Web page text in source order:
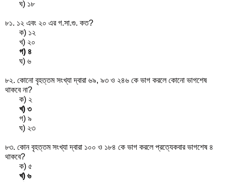
ঘ) ১৮
৮১. ১২ এবং ২০ এর গ.সা.গু. কত?
ক) ১২
খ) ২০
গ) ৪
ঘ) ৬
৮২. কোনো বৃহত্তম সংখ্যা দ্বারা ৬৯, ৯৩ ও ২৪৬ কে ভাগ করলে কোনো ভাগশেষ
থাকবে না?
ক) ২
খ) ৩
গ) ৯
ঘ) ২৩
৮৩. কোন বৃহত্তম সংখ্যা দ্বারা ১০০ ও ১৮৪ কে ভাগ করলে প্রত্যেকবার ভাগশেষ ৪
থাকবে?
ক) ৫
খ) ৬